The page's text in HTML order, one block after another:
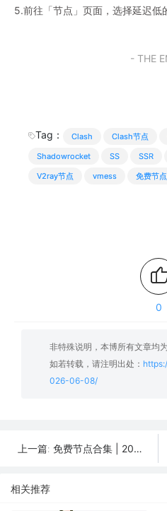
5.前往「节点」页面，选择延迟低
- THE
Tag： Clash Clash节点
Shadowrocket
SS SSR
V2ray节点
vmess 免费节点
0
非特殊说明，本博所有文章均为
如若转载，请注明出处：
026-06-08/
上一篇: 免费节点合集 | 2026年6月11日SSR/V2Ray/Clash订阅整理
相关推荐